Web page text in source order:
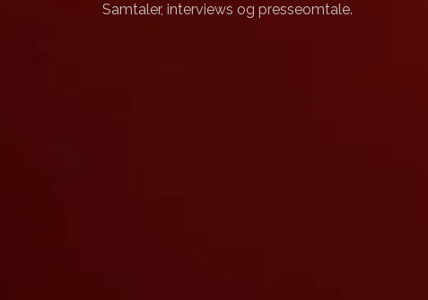
Samtaler, interviews og presseomtale.